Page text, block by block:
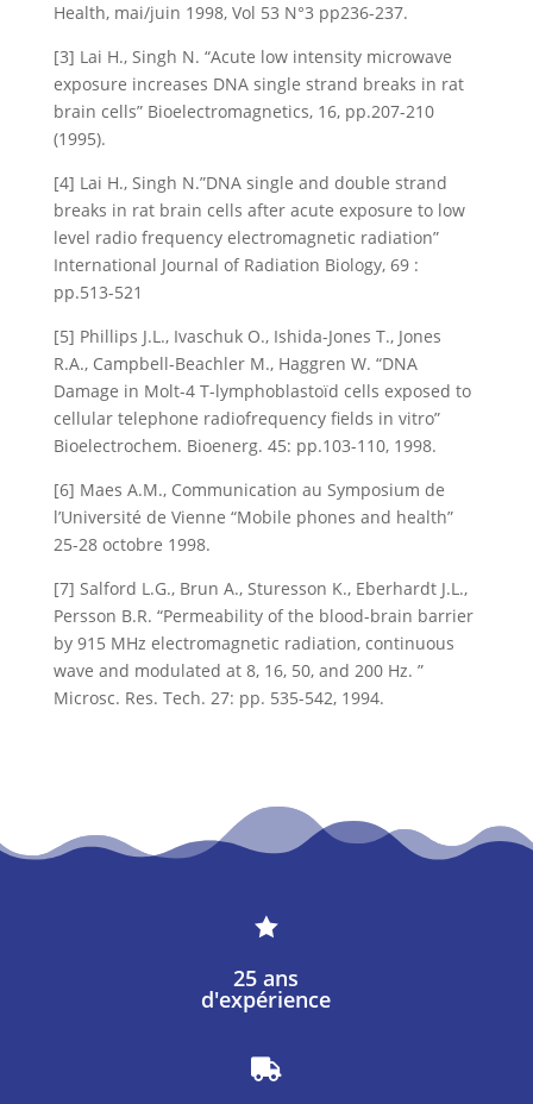
Health, mai/juin 1998, Vol 53 N°3 pp236-237.
[3] Lai H., Singh N. “Acute low intensity microwave
exposure increases DNA single strand breaks in rat
brain cells” Bioelectromagnetics, 16, pp.207-210
(1995).
[4] Lai H., Singh N.”DNA single and double strand
breaks in rat brain cells after acute exposure to low
level radio frequency electromagnetic radiation”
International Journal of Radiation Biology, 69 :
pp.513-521
[5] Phillips J.L., Ivaschuk O., Ishida-Jones T., Jones
R.A., Campbell-Beachler M., Haggren W. “DNA
Damage in Molt-4 T-lymphoblastoïd cells exposed to
cellular telephone radiofrequency fields in vitro”
Bioelectrochem. Bioenerg. 45: pp.103-110, 1998.
[6] Maes A.M., Communication au Symposium de
l’Université de Vienne “Mobile phones and health”
25-28 octobre 1998.
[7] Salford L.G., Brun A., Sturesson K., Eberhardt J.L.,
Persson B.R. “Permeability of the blood-brain barrier
by 915 MHz electromagnetic radiation, continuous
wave and modulated at 8, 16, 50, and 200 Hz. ”
Microsc. Res. Tech. 27: pp. 535-542, 1994.

25 ans
d'expérience
